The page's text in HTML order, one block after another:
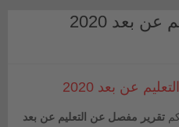
بعد 2020
عن بعد 2020
تقرير مفصل عن التعليم عن بعد